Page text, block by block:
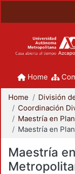
Home
Home
Maestría